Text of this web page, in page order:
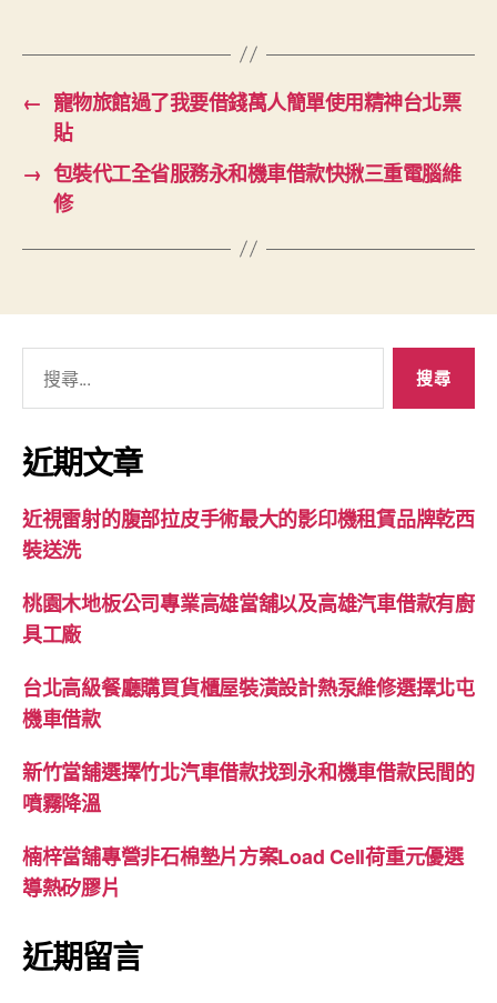
← 寵物旅館過了我要借錢萬人簡單使用精神台北票
貼
→ 包裝代工全省服務永和機車借款快揪三重電腦維
修
關
鍵
字:
近期文章
近視雷射的腹部拉皮手術最大的影印機租賃品牌乾西
裝送洗
桃園木地板公司專業高雄當舖以及高雄汽車借款有廚
具工廠
台北高級餐廳購買貨櫃屋裝潢設計熱泵維修選擇北屯
機車借款
新竹當舖選擇竹北汽車借款找到永和機車借款民間的
噴霧降溫
楠梓當舖專營非石棉墊片方案Load Cell荷重元優選
導熱矽膠片
近期留言